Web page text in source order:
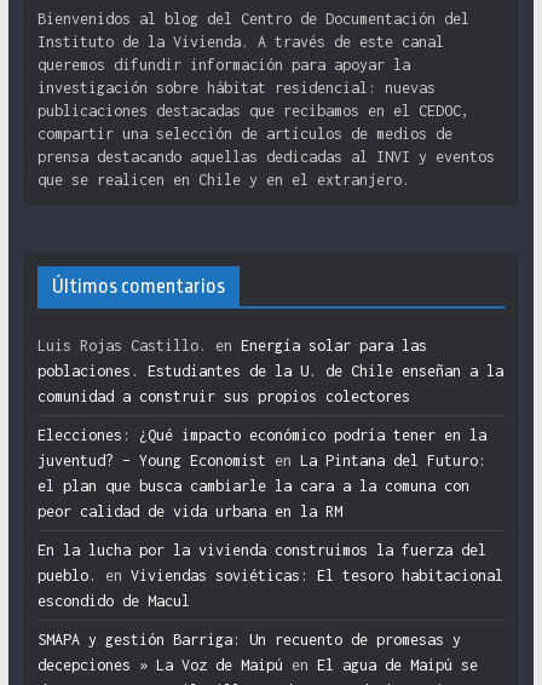
Bienvenidos al blog del Centro de Documentación del
Instituto de la Vivienda. A través de este canal
queremos difundir información para apoyar la
investigación sobre hábitat residencial: nuevas
publicaciones destacadas que recibamos en el CEDOC,
compartir una selección de artículos de medios de
prensa destacando aquellas dedicadas al INVI y eventos
que se realicen en Chile y en el extranjero.
Últimos comentarios
Luis Rojas Castillo. en Energía solar para las
poblaciones. Estudiantes de la U. de Chile enseñan a la
comunidad a construir sus propios colectores
Elecciones: ¿Qué impacto económico podría tener en la
juventud? – Young Economist en La Pintana del Futuro:
el plan que busca cambiarle la cara a la comuna con
peor calidad de vida urbana en la RM
En la lucha por la vivienda construimos la fuerza del
pueblo.
en Viviendas soviéticas: El tesoro habitacional
escondido de Macul
SMAPA y gestión Barriga: Un recuento de promesas y
decepciones » La Voz de Maipú en El agua de Maipú se